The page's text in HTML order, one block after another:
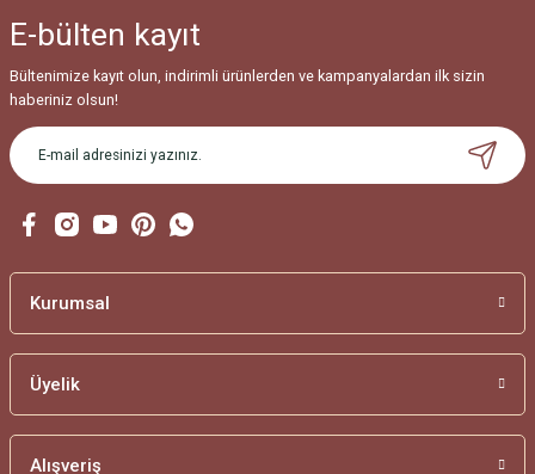
Ürün fiyatı diğer sitelerden daha pahalı.
Bu ürüne benzer farklı alternatifler olmalı.
E-bülten kayıt
Bültenimize kayıt olun, indirimli ürünlerden ve kampanyalardan ilk sizin
haberiniz olsun!
Kurumsal
Üyelik
Alışveriş